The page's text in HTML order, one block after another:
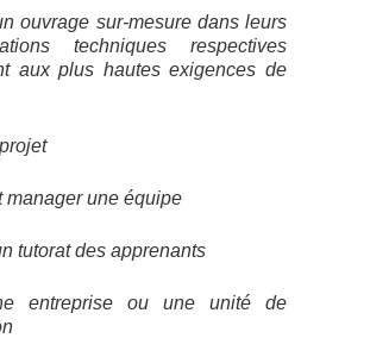
ouvrage sur-mesure dans leurs
techniques respectives
aux plus hautes exigences de
manager une équipe
tutorat des apprenants
entreprise ou une unité de